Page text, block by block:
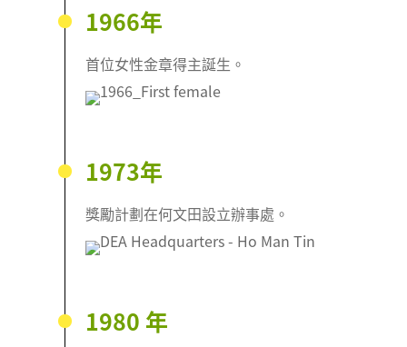
1966年
首位女性金章得主誕生。
1973年
獎勵計劃在何文田設立辦事處。
1980 年